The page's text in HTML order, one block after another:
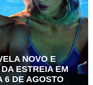
NOVO E
ESTREIA EM
6 DE AGOSTO